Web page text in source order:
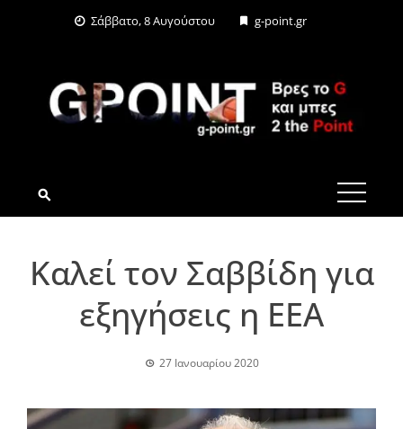
Σάββατο, 8 Αυγούστου g-point.gr
G-POINT.GR
Καλεί τον Σαββίδη για
εξηγήσεις η ΕΕΑ
27 Ιανουαρίου 2020